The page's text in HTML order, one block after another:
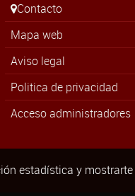
Contacto
Mapa web
Aviso legal
Politica de privacidad
Acceso administradores
estadística y